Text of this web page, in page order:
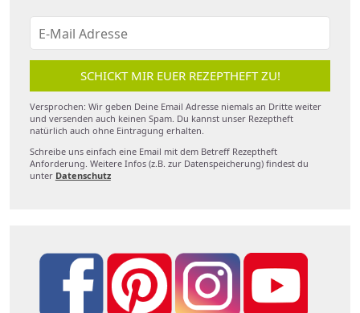
SCHICKT MIR EUER REZEPTHEFT ZU!
Versprochen: Wir geben Deine Email Adresse niemals an Dritte weiter
und versenden auch keinen Spam. Du kannst unser Rezeptheft
natürlich auch ohne Eintragung erhalten.
Schreibe uns einfach eine Email mit dem Betreff Rezeptheft
Anforderung. Weitere Infos (z.B. zur Datenspeicherung) findest du
unter Datenschutz